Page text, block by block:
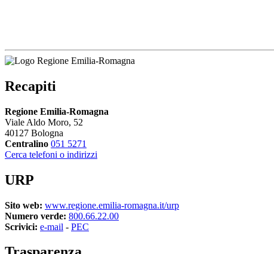
Recapiti
Regione Emilia-Romagna
Viale Aldo Moro, 52
40127 Bologna
Centralino 051 5271
Cerca telefoni o indirizzi
URP
Sito web: www.regione.emilia-romagna.it/urp
Numero verde: 800.66.22.00
Scrivici: e-mail - PEC